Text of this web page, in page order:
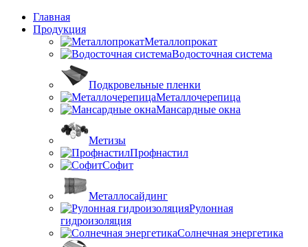
Главная
Продукция
Металлопрокат
Водосточная система
Подкровельные пленки
Металлочерепица
Мансардные окна
Метизы
Профнастил
Софит
Металлосайдинг
Рулонная
гидроизоляция
Солнечная энергетика